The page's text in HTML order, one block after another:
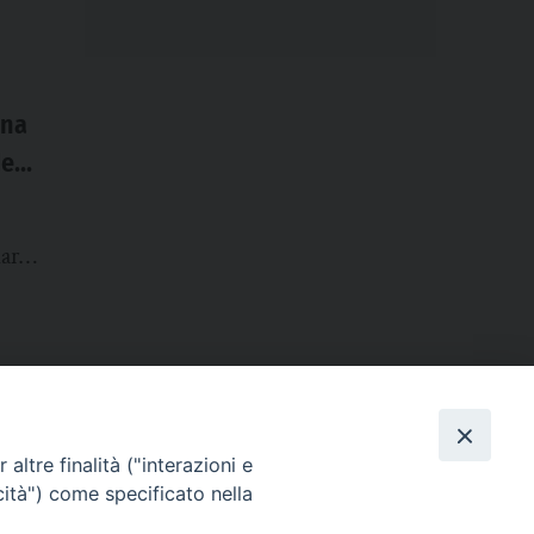
altre finalità ("interazioni e
come specificato nella